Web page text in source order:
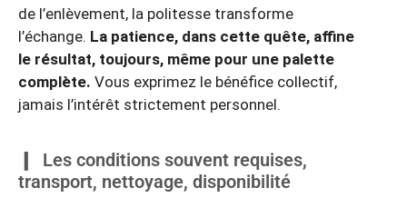
de l’enlèvement, la politesse transforme
l’échange. La patience, dans cette quête, affine
le résultat, toujours, même pour une palette
complète. Vous exprimez le bénéfice collectif,
jamais l’intérêt strictement personnel.
Les conditions souvent requises,
transport, nettoyage, disponibilité